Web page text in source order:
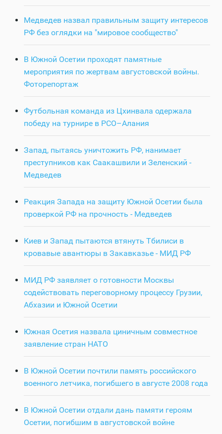
Медведев назвал правильным защиту интересов
РФ без оглядки на "мировое сообщество"
В Южной Осетии проходят памятные
мероприятия по жертвам августовской войны.
Фоторепортаж
Футбольная команда из Цхинвала одержала
победу на турнире в РСО–Алания
Запад, пытаясь уничтожить РФ, нанимает
преступников как Саакашвили и Зеленский -
Медведев
Реакция Запада на защиту Южной Осетии была
проверкой РФ на прочность - Медведев
Киев и Запад пытаются втянуть Тбилиси в
кровавые авантюры в Закавказье - МИД РФ
МИД РФ заявляет о готовности Москвы
содействовать переговорному процессу Грузии,
Абхазии и Южной Осетии
Южная Осетия назвала циничным совместное
заявление стран НАТО
В Южной Осетии почтили память российского
военного летчика, погибшего в августе 2008 года
В Южной Осетии отдали дань памяти героям
Осетии, погибшим в августовской войне